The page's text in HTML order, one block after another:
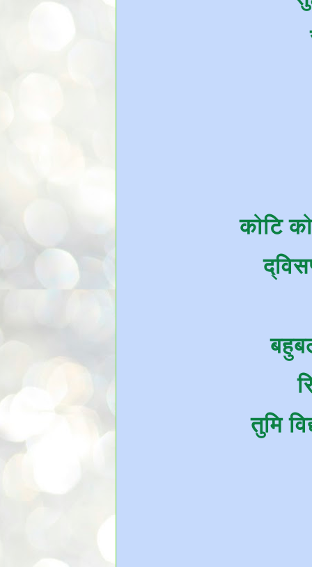
कोटि
तुमि